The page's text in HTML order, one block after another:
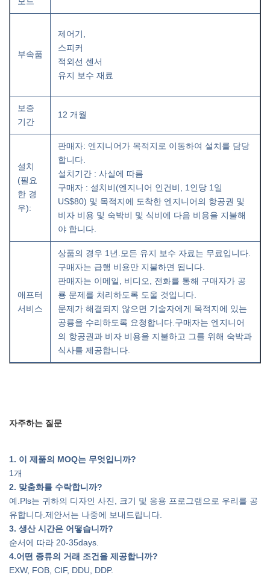
부속품
제어기,
스피커
적외선 센서
유지 보수 재료
보증
기간
12 개월
설치
(필요
한 경
우):
판매자: 엔지니어가 목적지로 이동하여 설치를 담당
합니다.
설치기간 : 사실에 따름
구매자 : 설치비(엔지니어 인건비, 1인당 1일
US$80) 및 목적지에 도착한 엔지니어의 항공권 및
비자 비용 및 숙박비 및 식비에 다음 비용을 지불해
야 합니다.
애프터
서비스
상품의 경우 1년.모든 유지 보수 자료는 무료입니다.
구매자는 급행 비용만 지불하면 됩니다.
판매자는 이메일, 비디오, 전화를 통해 구매자가 공
룡 문제를 처리하도록 도울 것입니다.
문제가 해결되지 않으면 기술자에게 목적지에 있는
공룡을 수리하도록 요청합니다.구매자는 엔지니어
의 항공권과 비자 비용을 지불하고 그를 위해 숙박과
식사를 제공합니다.
자주하는 질문
1. 이 제품의 MOQ는 무엇입니까?
1개
2. 맞춤화를 수락합니까?
예.Pls는 귀하의 디자인 사진, 크기 및 응용 프로그램으로 우리를 공
유합니다.제안서는 나중에 보내드립니다.
3. 생산 시간은 어떻습니까?
순서에 따라 20-35days.
4.어떤 종류의 거래 조건을 제공합니까?
EXW, FOB, CIF, DDU, DDP.